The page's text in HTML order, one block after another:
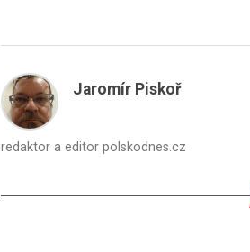
Jaromír Piskoř
redaktor a editor polskodnes.cz